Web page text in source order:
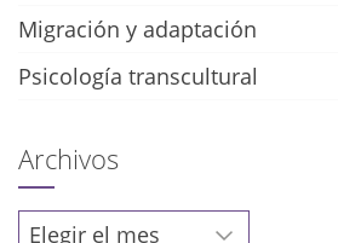
Migración y adaptación
Psicología transcultural
Archivos
Archivos